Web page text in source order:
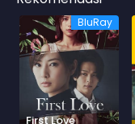
BluRay
First Love